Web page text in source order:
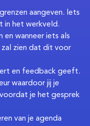
aangeven. Iets
in het werkveld.
wanneer iets als
zien dat dit voor
en feedback geeft.
waardoor jij je
je het gesprek
van je agenda